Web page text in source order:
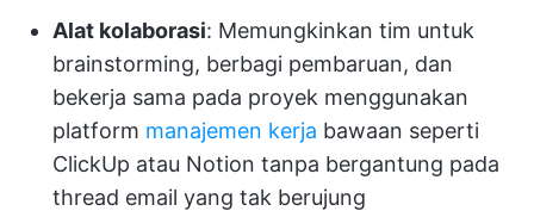
Alat kolaborasi: Memungkinkan tim untuk
brainstorming, berbagi pembaruan, dan
bekerja sama pada proyek menggunakan
platform manajemen kerja bawaan seperti
ClickUp atau Notion tanpa bergantung pada
thread email yang tak berujung